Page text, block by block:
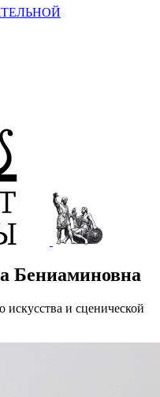
Бениаминовна
искусства и сценической